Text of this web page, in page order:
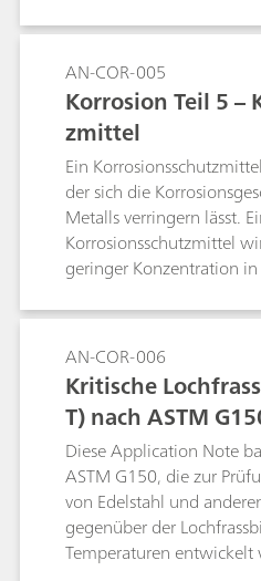
AN-COR-005
Korrosion Teil 5 –
zmittel
Ein
der sich die
Metalls verringern lässt.
Korrosionsschutzmittel
geringer Konzentration
zeigt, wie Geräte von
Qualitätsprüfung von
verwendet werden können.
AN-COR-006
Kritische
T) nach ASTM
Diese Application Note
ASTM G150, die zur
von Edelstahl und
gegenüber der
Temperaturen